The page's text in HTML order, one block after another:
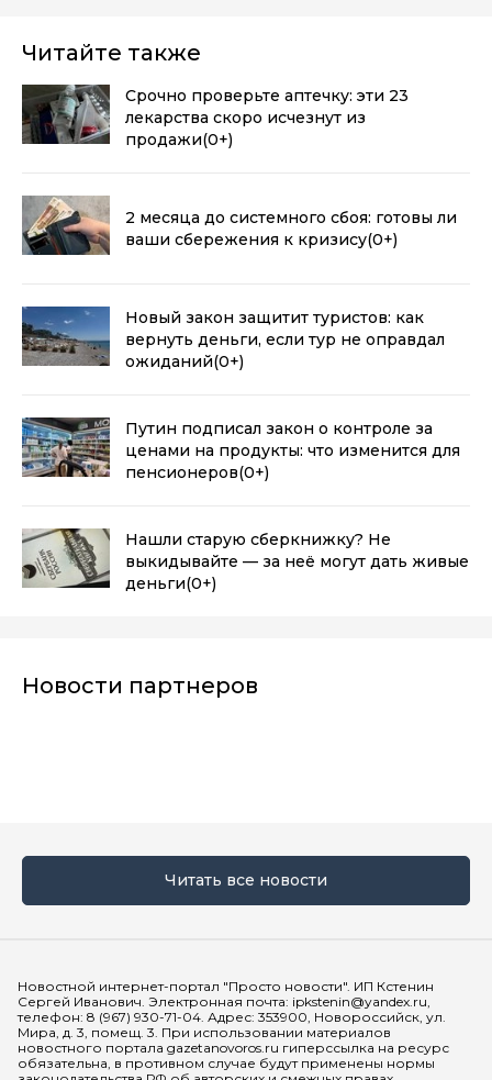
Читайте также
Срочно проверьте аптечку: эти 23
лекарства скоро исчезнут из
продажи(0+)
2 месяца до системного сбоя: готовы ли
ваши сбережения к кризису(0+)
Новый закон защитит туристов: как
вернуть деньги, если тур не оправдал
ожиданий(0+)
Путин подписал закон о контроле за
ценами на продукты: что изменится для
пенсионеров(0+)
Нашли старую сберкнижку? Не
выкидывайте — за неё могут дать живые
деньги(0+)
Новости партнеров
Читать все новости
Новостной интернет-портал "Просто новости". ИП Кстенин
Сергей Иванович. Электронная почта: ipkstenin@yandex.ru,
телефон: 8 (967) 930-71-04. Адрес: 353900, Новороссийск, ул.
Мира, д. 3, помещ. 3. При использовании материалов
новостного портала gazetanovoros.ru гиперссылка на ресурс
обязательна, в противном случае будут применены нормы